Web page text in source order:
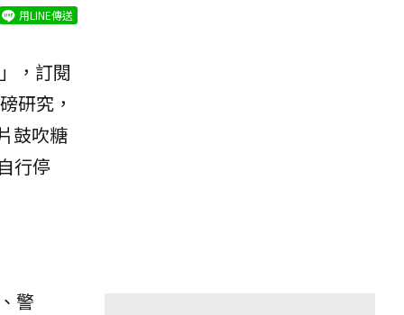
用LINE傳送
，訂閱
研究，
鼓吹糖
行停
警